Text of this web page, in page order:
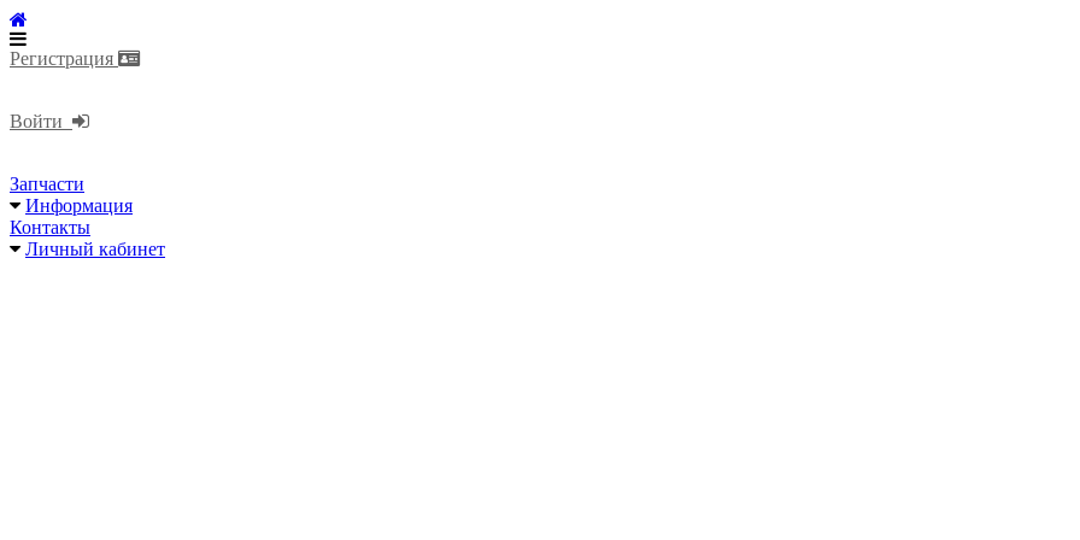
Регистрация
Войти
Запчасти
Информация
Контакты
Личный кабинет